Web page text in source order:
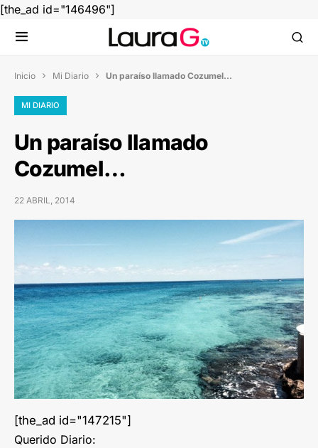
[the_ad id="146496"]
Inicio  Mi Diario  Un paraíso llamado Cozumel…
MI DIARIO
Un paraíso llamado
Cozumel…
22 ABRIL, 2014
[the_ad id="147215"]
Querido Diario: